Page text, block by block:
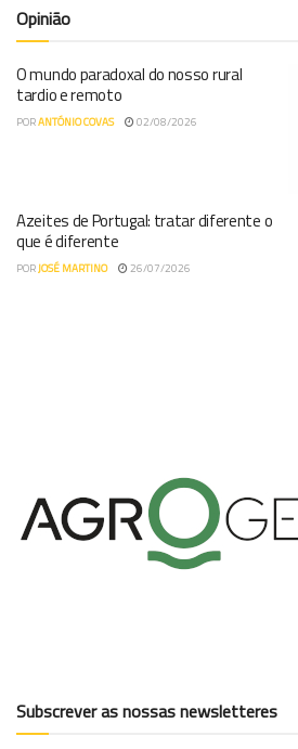
Opinião
O mundo paradoxal do nosso rural
tardio e remoto
PORANTÓNIO COVAS 02/08/2026
Azeites de Portugal: tratar diferente o
que é diferente
PORJOSÉ MARTINO 26/07/2026
Subscrever as nossas newsletteres